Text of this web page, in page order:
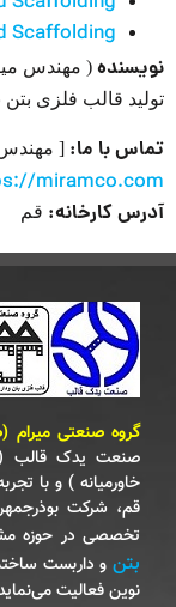
Scaffolding
( مهندس میقان
قالب فلزی بتن
با ما: [ مهندس پدرام
کارخانه:قم
گروه صنعتی میرام
صنعت یدک قالب (
خاورمیانه ) و با
قم‌، شرکت بوذرجمهر
تخصصی در حوزه
بتنو داربست
نوین فعالیت می‌نماید.